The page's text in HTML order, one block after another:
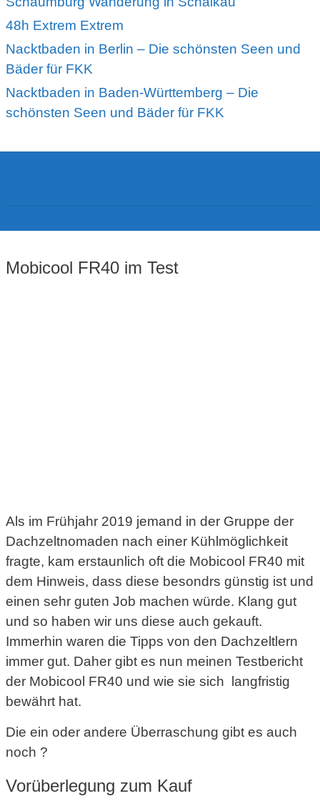
48h Extrem Extrem
Nacktbaden in Berlin – Die schönsten Seen und
Bäder für FKK
Nacktbaden in Baden-Württemberg – Die
schönsten Seen und Bäder für FKK
Mobicool FR40 im Test
Als im Frühjahr 2019 jemand in der Gruppe der
Dachzeltnomaden nach einer Kühlmöglichkeit
fragte, kam erstaunlich oft die Mobicool FR40 mit
dem Hinweis, dass diese besondrs günstig ist und
einen sehr guten Job machen würde. Klang gut
und so haben wir uns diese auch gekauft.
Immerhin waren die Tipps von den Dachzeltlern
immer gut. Daher gibt es nun meinen Testbericht
der Mobicool FR40 und wie sie sich langfristig
bewährt hat.
Die ein oder andere Überraschung gibt es auch
noch ?
Vorüberlegung zum Kauf